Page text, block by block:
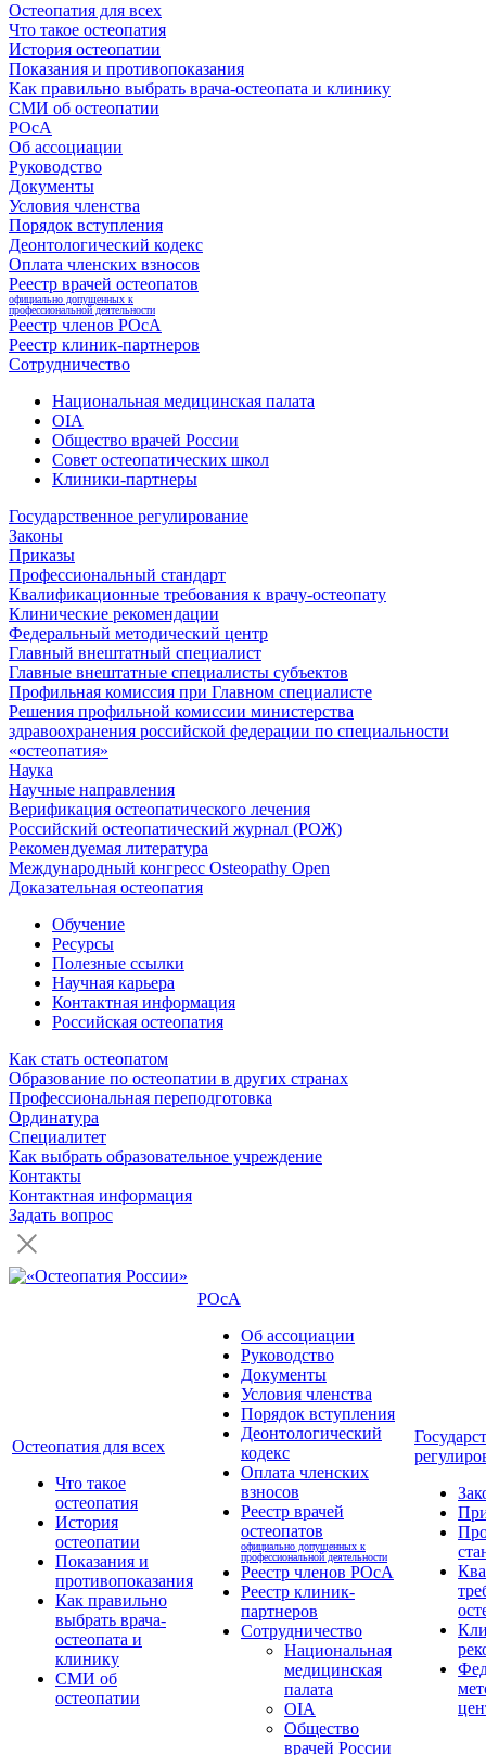
Остеопатия для всех
Что такое остеопатия
История остеопатии
Показания и противопоказания
Как правильно выбрать врача-остеопата и клинику
СМИ об остеопатии
РОсА
Об ассоциации
Руководство
Документы
Условия членства
Порядок вступления
Деонтологический кодекс
Оплата членских взносов
Реестр врачей остеопатов
официально допущенных к
профессиональной деятельности
Реестр членов РОсА
Реестр клиник-партнеров
Сотрудничество
Национальная медицинская палата
OIA
Общество врачей России
Совет остеопатических школ
Клиники-партнеры
Государственное регулирование
Законы
Приказы
Профессиональный стандарт
Квалификационные требования к врачу-остеопату
Клинические рекомендации
Федеральный методический центр
Главный внештатный специалист
Главные внештатные специалисты субъектов
Профильная комиссия при Главном специалисте
Решения профильной комиссии министерства
здравоохранения российской федерации по специальности
«остеопатия»
Наука
Научные направления
Верификация остеопатического лечения
Российский остеопатический журнал (РОЖ)
Рекомендуемая литература
Международный конгресс Osteopathy Open
Доказательная остеопатия
Обучение
Ресурсы
Полезные ссылки
Научная карьера
Контактная информация
Российская остеопатия
Как стать остеопатом
Образование по остеопатии в других странах
Профессиональная переподготовка
Ординатура
Специалитет
Как выбрать образовательное учреждение
Контакты
Контактная информация
Задать вопрос
Остеопатия для всех
Что такое
остеопатия
История
остеопатии
Показания и
противопоказания
Как правильно
выбрать врача-
остеопата и
клинику
СМИ об
остеопатии
РОсА
Об ассоциации
Руководство
Документы
Условия членства
Порядок вступления
Деонтологический
кодекс
Оплата членских
взносов
Реестр врачей
остеопатов
официально допущенных к
профессиональной деятельности
Реестр членов РОсА
Реестр клиник-
партнеров
Сотрудничество
Национальная
медицинская
палата
OIA
Общество
врачей России